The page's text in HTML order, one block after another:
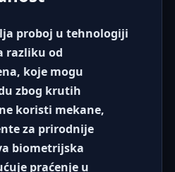
proboj u tehnologiji
razliku od
koje mogu
zbog krutih
koristi mekane,
za prirodnije
biometrijska
praćenje u